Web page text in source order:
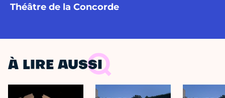
Théâtre de la Concorde
À LIRE AUSSI